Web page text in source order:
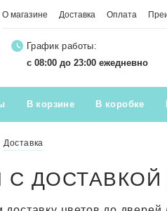
О магазине Доставка Оплата
График работы:
с 08:00 до 23:00 ежедневно
В корзине В коробке
Доставка
С